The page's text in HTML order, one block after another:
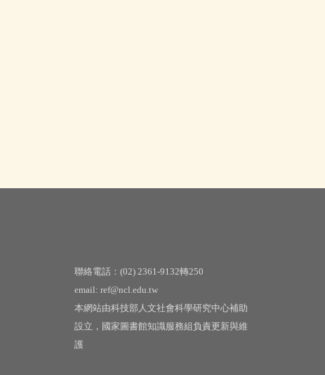
聯絡電話：(02) 2361-9132轉250
email: ref@ncl.edu.tw
本網站由科技部人文社會科學研究中心補助
設立，國家圖書館知識服務組負責更新與維
護